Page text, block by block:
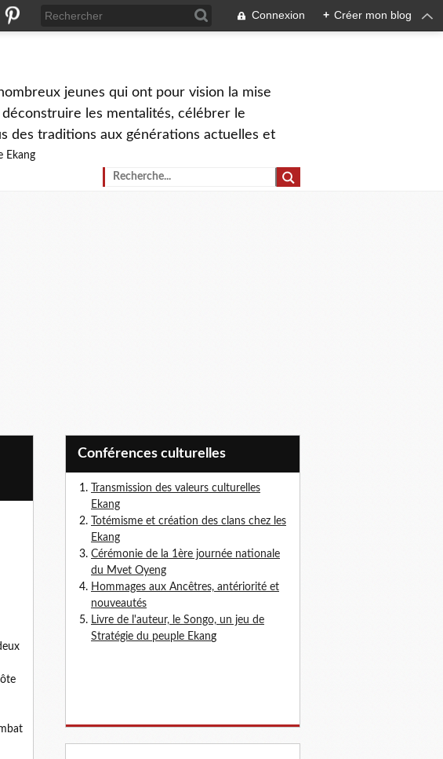
Connexion + Créer mon blog
jeunes qui ont pour vision la mise
les mentalités, célébrer le
des traditions aux générations actuelles et
Ekang
Conférences culturelles
Transmission des valeurs culturelles
Ekang
Totémisme et création des clans chez les
Ekang
Cérémonie de la 1ère journée nationale
du Mvet Oyeng
Hommages aux Ancêtres, antériorité et
nouveautés
Livre de l'auteur, le Songo, un jeu de
Stratégie du peuple Ekang